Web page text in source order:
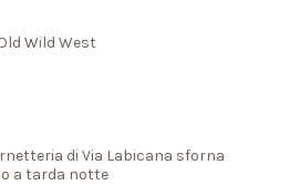
Wild West
di Via Labicana sforna
a tarda notte